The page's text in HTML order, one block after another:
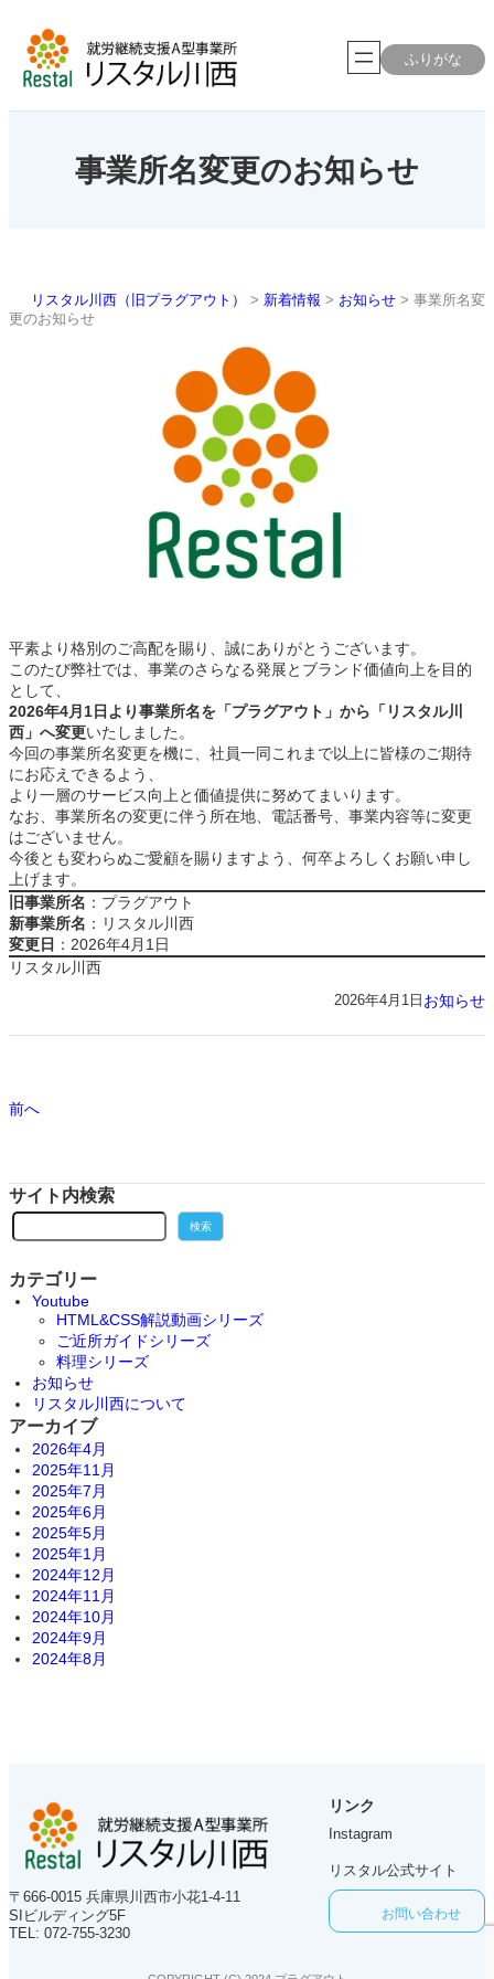
ふりがな
事業所名変更のお知らせ
リスタル川西（旧プラグアウト） > 新着情報 > お知らせ> 事業所名変
更のお知らせ
平素より格別のご高配を賜り、誠にありがとうございます。
このたび弊社では、事業のさらなる発展とブランド価値向上を目的
として、
2026年4月1日より事業所名を「プラグアウト」から「リスタル川
西」へ変更いたしました。
今回の事業所名変更を機に、社員一同これまで以上に皆様のご期待
にお応えできるよう、
より一層のサービス向上と価値提供に努めてまいります。
なお、事業所名の変更に伴う所在地、電話番号、事業内容等に変更
はございません。
今後とも変わらぬご愛顧を賜りますよう、何卒よろしくお願い申し
上げます。
旧事業所名 ：プラグアウト
新事業所名 ：リスタル川西
変更日 ：2026年4月1日
リスタル川西
2026年4月1日 お知らせ
前へ
サイト内検索
検
検索
カテゴリー
Youtube
HTML&CSS解説動画シリーズ
ご近所ガイドシリーズ
料理シリーズ
お知らせ
リスタル川西について
アーカイブ
2026年4月
2025年11月
2025年7月
2025年6月
2025年5月
2025年1月
2024年12月
2024年11月
2024年10月
2024年9月
2024年8月
〒666-0015 兵庫県川西市小花1-4-11
SIビルディング5F
TEL: 072-755-3230
リンク
Instagram
グ
ー
プ
ン
リスタル公式サイト
グ
ル
ー
プ
お問い合わせ